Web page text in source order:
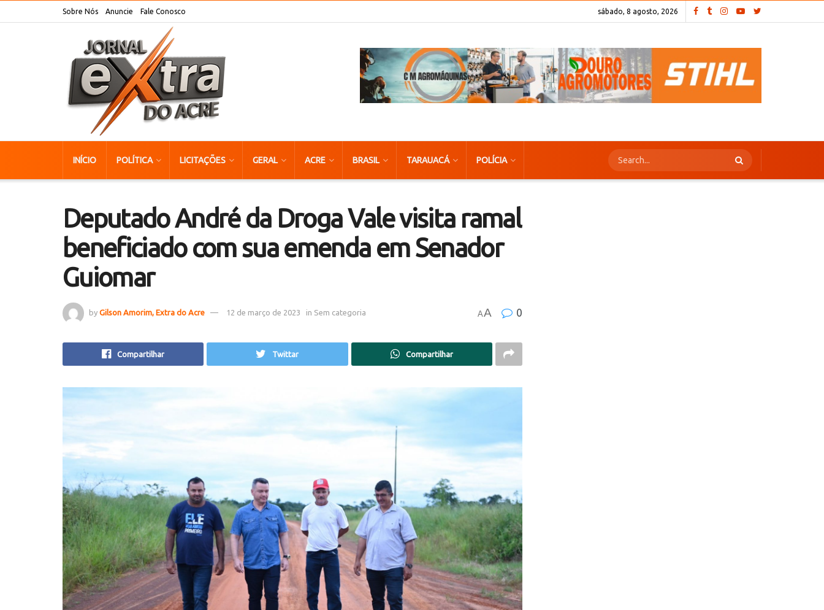
Sobre Nós Anuncie Fale Conosco sábado, 8 agosto, 2026
INÍCIO POLÍTICA LICITAÇÕES GERAL ACRE BRASIL TARAUACÁ POLÍCIA
Deputado André da Droga Vale visita ramal
beneficiado com sua emenda em Senador
Guiomar
by Gilson Amorim, Extra do Acre 12 de março de 2023 in Sem categoria AA 0
Compartilhar Twittar Compartilhar